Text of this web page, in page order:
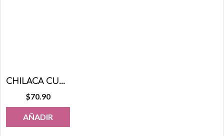
CHILACA CUBRE MANZANAS SABOR CHAMOY 500 GRS
$70.90
AÑADIR